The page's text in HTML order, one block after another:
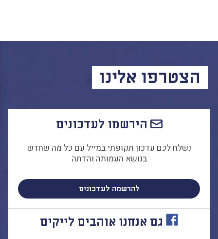
הצטרפו אלינו
הירשמו לעדכונים
נשלח לכם עדכון תקופתי במייל עם כל מה שחדש
בנושא העמותה והדתה
להרשמה לעדכונים
גם אנחנו אוהבים לייקים